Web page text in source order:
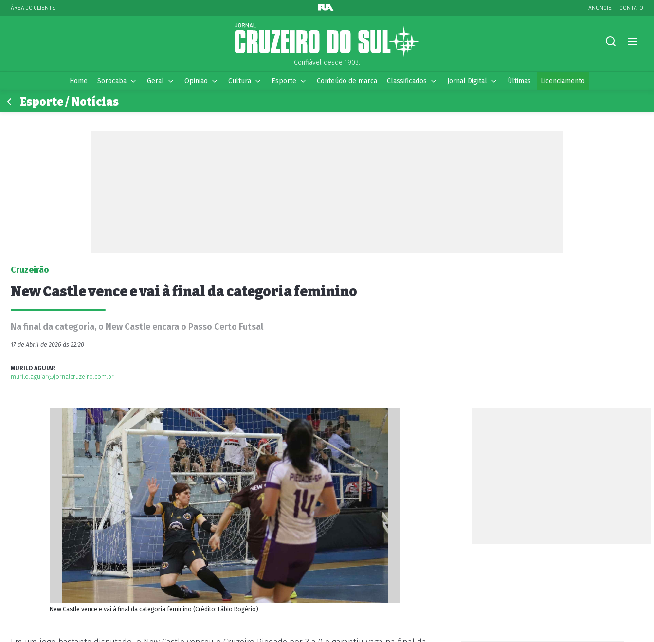
ÁREA DO CLIENTE ANUNCIE CONTATO
Confiável desde 1903.
Home Sorocaba Geral Opinião Cultura Esporte Conteúdo de marca Classificados Jornal Digital Últimas Licenciamento
Esporte / Notícias
Cruzeirão
New Castle vence e vai à final da categoria feminino
Na final da categoria, o New Castle encara o Passo Certo Futsal
17 de Abril de 2026 às 22:20
MURILO AGUIAR
murilo.aguiar@jornalcruzeiro.com.br
New Castle vence e vai à final da categoria feminino (Crédito: Fábio Rogério)